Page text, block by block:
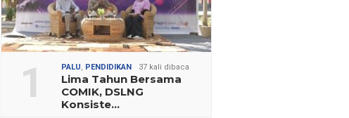
1 PALU, PENDIDIKAN 37 kali dibaca
Lima Tahun Bersama
COMIK, DSLNG
Konsiste…